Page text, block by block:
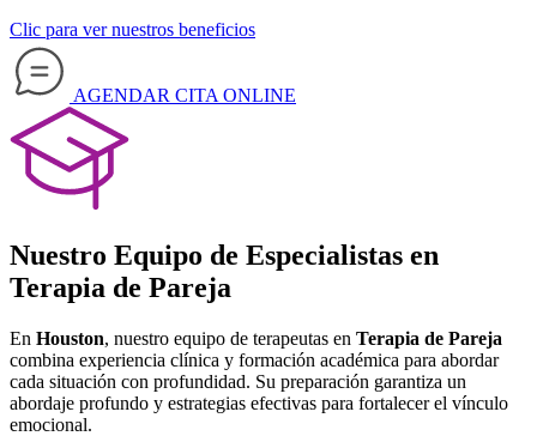
Clic para ver nuestros beneficios
AGENDAR CITA ONLINE
Nuestro Equipo de Especialistas en
Terapia de Pareja
En Houston, nuestro equipo de terapeutas en Terapia de Pareja
combina experiencia clínica y formación académica para abordar
cada situación con profundidad. Su preparación garantiza un
abordaje profundo y estrategias efectivas para fortalecer el vínculo
emocional.